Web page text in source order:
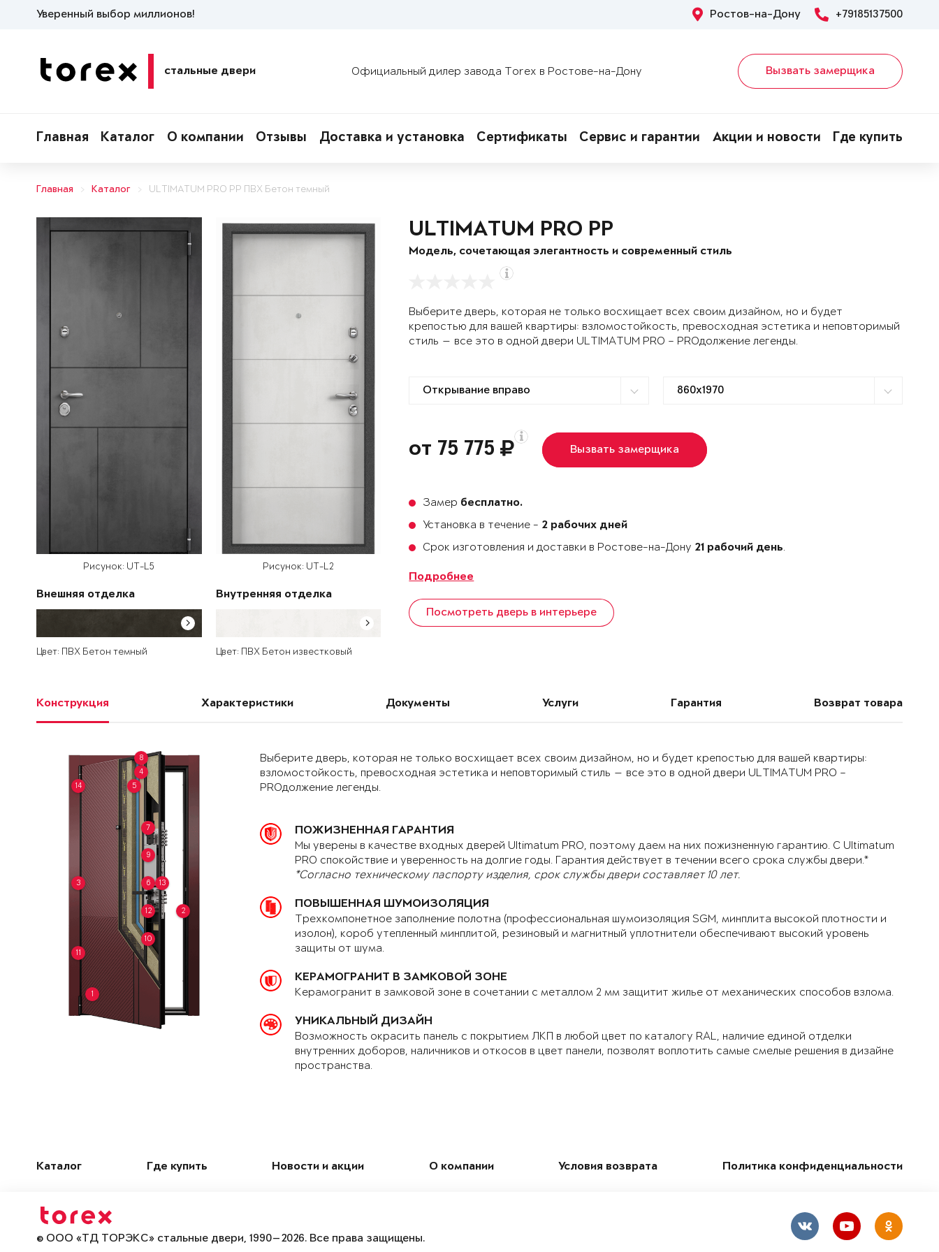
Уверенный выбор миллионов! Ростов-на-Дону +79185137500
стальные двери Официальный дилер завода Torex в Ростове-на-Дону Вызвать замерщика
Главная Каталог О компании Отзывы Доставка и установка Сертификаты Сервис и гарантии Акции и новости Где купить
Главная Каталог ULTIMATUM PRO PP ПВХ Бетон темный
Рисунок: UT-L5
Внешняя отделка
Цвет: ПВХ Бетон темный
Рисунок: UT-L2
Внутренняя отделка
Цвет: ПВХ Бетон известковый
ULTIMATUM PRO PP
Модель, сочетающая элегантность и современный стиль
Выберите дверь, которая не только восхищает всех своим дизайном, но и будет
крепостью для вашей квартиры: взломостойкость, превосходная эстетика и неповторимый
стиль — все это в одной двери ULTIMATUM PRO – PROдолжение легенды.
от 75 775 Вызвать замерщика
Замер бесплатно.
Установка в течение - 2 рабочих дней
Срок изготовления и доставки в Ростове-на-Дону 21 рабочий день.
Подробнее
Посмотреть дверь в интерьере
Конструкция Характеристики Документы Услуги Гарантия Возврат товара
1
2
3
4
5
6
7
8
9
10
11
12
13
14
Выберите дверь, которая не только восхищает всех своим дизайном, но и будет крепостью для вашей квартиры:
взломостойкость, превосходная эстетика и неповторимый стиль — все это в одной двери ULTIMATUM PRO –
PROдолжение легенды.
ПОЖИЗНЕННАЯ ГАРАНТИЯ
Мы уверены в качестве входных дверей Ultimatum PRO, поэтому даем на них пожизненную гарантию. С Ultimatum
PRO спокойствие и уверенность на долгие годы. Гарантия действует в течении всего срока службы двери.*
*Согласно техническому паспорту изделия, срок службы двери составляет 10 лет.
ПОВЫШЕННАЯ ШУМОИЗОЛЯЦИЯ
Трехкомпонетное заполнение полотна (профессиональная шумоизоляция SGM, минплита высокой плотности и
изолон), короб утепленный минплитой, резиновый и магнитный уплотнители обеспечивают высокий уровень
защиты от шума.
КЕРАМОГРАНИТ В ЗАМКОВОЙ ЗОНЕ
Керамогранит в замковой зоне в сочетании с металлом 2 мм защитит жилье от механических способов взлома.
УНИКАЛЬНЫЙ ДИЗАЙН
Возможность окрасить панель с покрытием ЛКП в любой цвет по каталогу RAL, наличие единой отделки
внутренних доборов, наличников и откосов в цвет панели, позволят воплотить самые смелые решения в дизайне
пространства.
Каталог Где купить Новости и акции О компании Условия возврата Политика конфиденциальности
© ООО «ТД ТОРЭКС» стальные двери, 1990—2026. Все права защищены.